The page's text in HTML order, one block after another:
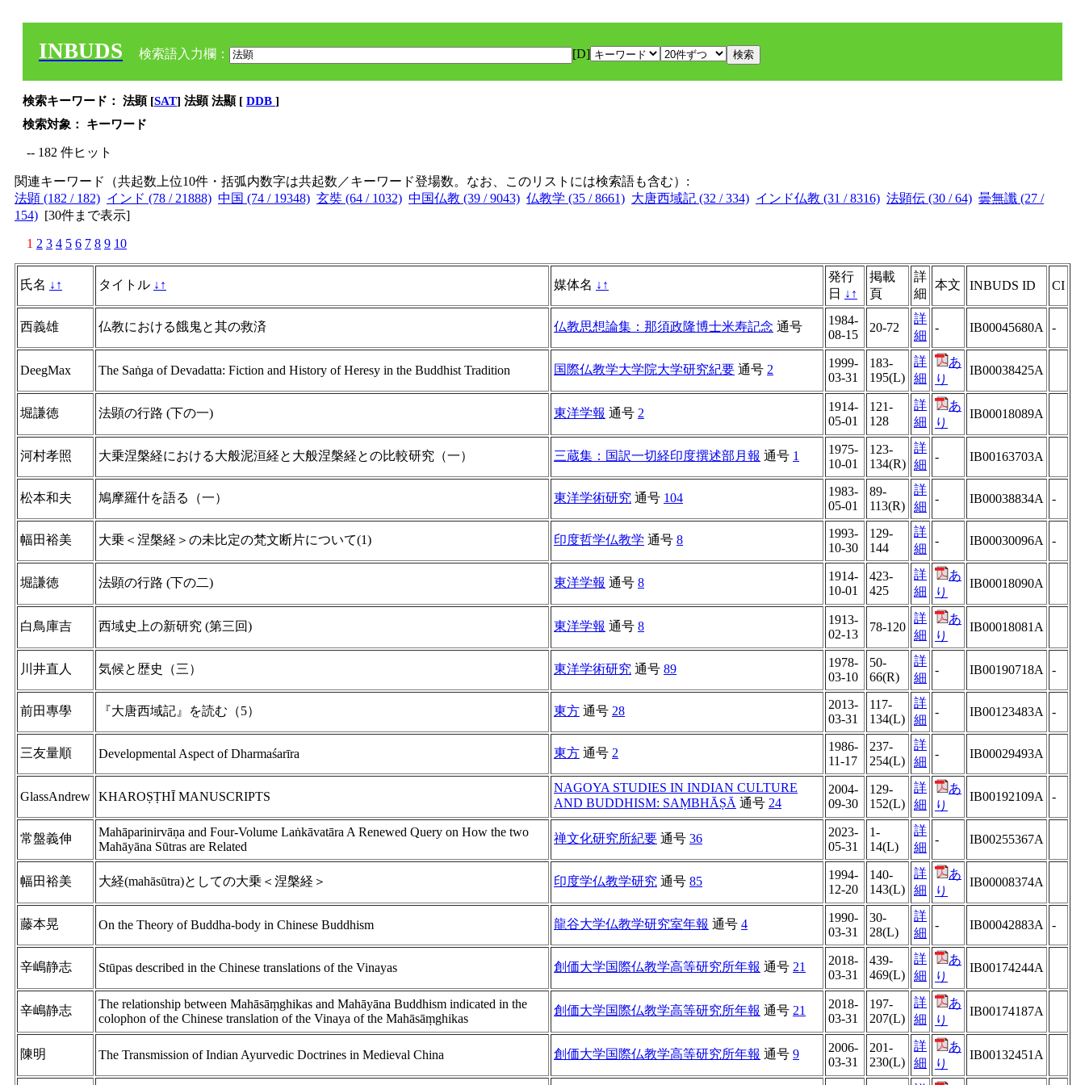
INBUDS 検索語入力欄： [D]
検索キーワード： 法顕 [SAT] 法顕 法顯 [ DDB ]
検索対象： キーワード
-- 182 件ヒット
関連キーワード（共起数上位10件・括弧内数字は共起数／キーワード登場数。なお、このリストには検索語も含む）:
法顕 (182 / 182) インド (78 / 21888) 中国 (74 / 19348) 玄奘 (64 / 1032) 中国仏教 (39 / 9043) 仏教学 (35 / 8661) 大唐西域記 (32 / 334) インド仏教 (31 / 8316) 法顕伝 (30 / 64) 曇無讖 (27 /
154) [30件まで表示]
1 2 3 4 5 6 7 8 9 10
氏名 ↓ ↑ タイトル ↓ ↑ 媒体名 ↓ ↑
発行
日 ↓ ↑
掲載
頁
詳
細
本文 INBUDS ID CI
西義雄 仏教における餓鬼と其の救済 仏教思想論集：那須政隆博士米寿記念 通号
1984-
08-15
20-72
詳
細
- IB00045680A -
DeegMax The Saṅga of Devadatta: Fiction and History of Heresy in the Buddhist Tradition 国際仏教学大学院大学研究紀要 通号 2
1999-
03-31
183-
195(L)
詳
細
あ
り
IB00038425A
堀謙徳 法顕の行路 (下の一) 東洋学報 通号 2
1914-
05-01
121-
128
詳
細
あ
り
IB00018089A
河村孝照 大乗涅槃経における大般泥洹経と大般涅槃経との比較研究（一） 三蔵集：国訳一切経印度撰述部月報 通号 1
1975-
10-01
123-
134(R)
詳
細
- IB00163703A
松本和夫 鳩摩羅什を語る（一） 東洋学術研究 通号 104
1983-
05-01
89-
113(R)
詳
細
- IB00038834A -
幅田裕美 大乗＜涅槃経＞の未比定の梵文断片について(1) 印度哲学仏教学 通号 8
1993-
10-30
129-
144
詳
細
- IB00030096A -
堀謙徳 法顕の行路 (下の二) 東洋学報 通号 8
1914-
10-01
423-
425
詳
細
あ
り
IB00018090A
白鳥庫吉 西域史上の新研究 (第三回) 東洋学報 通号 8
1913-
02-13
78-120
詳
細
あ
り
IB00018081A
川井直人 気候と歴史（三） 東洋学術研究 通号 89
1978-
03-10
50-
66(R)
詳
細
- IB00190718A -
前田專學 『大唐西域記』を読む（5） 東方 通号 28
2013-
03-31
117-
134(L)
詳
細
- IB00123483A -
三友量順 Developmental Aspect of Dharmaśarīra 東方 通号 2
1986-
11-17
237-
254(L)
詳
細
- IB00029493A
GlassAndrew KHAROṢṬHĪ MANUSCRIPTS
NAGOYA STUDIES IN INDIAN CULTURE
AND BUDDHISM: SAṂBHĀṢĀ 通号 24
2004-
09-30
129-
152(L)
詳
細
あ
り
IB00192109A -
常盤義伸
Mahāparinirvāṇa and Four-Volume Laṅkāvatāra A Renewed Query on How the two
Mahāyāna Sūtras are Related
禅文化研究所紀要 通号 36
2023-
05-31
1-
14(L)
詳
細
- IB00255367A
幅田裕美 大経(mahāsūtra)としての大乗＜涅槃経＞ 印度学仏教学研究 通号 85
1994-
12-20
140-
143(L)
詳
細
あ
り
IB00008374A
藤本晃 On the Theory of Buddha-body in Chinese Buddhism 龍谷大学仏教学研究室年報 通号 4
1990-
03-31
30-
28(L)
詳
細
- IB00042883A -
辛嶋静志 Stūpas described in the Chinese translations of the Vinayas 創価大学国際仏教学高等研究所年報 通号 21
2018-
03-31
439-
469(L)
詳
細
あ
り
IB00174244A
辛嶋静志
The relationship between Mahāsāṃghikas and Mahāyāna Buddhism indicated in the
colophon of the Chinese translation of the Vinaya of the Mahāsāṃghikas
創価大学国際仏教学高等研究所年報 通号 21
2018-
03-31
197-
207(L)
詳
細
あ
り
IB00174187A
陳明 The Transmission of Indian Ayurvedic Doctrines in Medieval China 創価大学国際仏教学高等研究所年報 通号 9
2006-
03-31
201-
230(L)
詳
細
あ
り
IB00132451A